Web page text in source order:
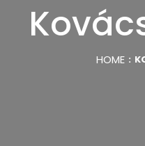
HOME